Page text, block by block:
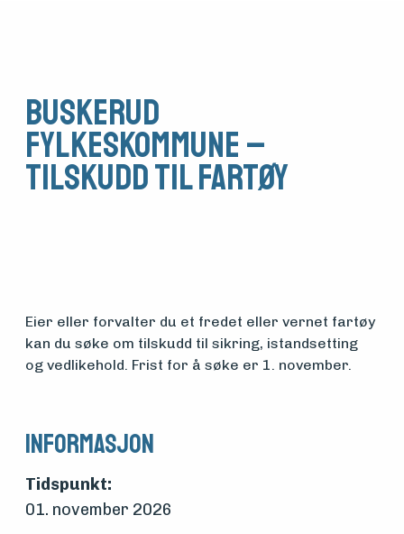
Medlemsfartøy
om
midler
Buskerud
fylkeskommune –
Tilskudd til fartøy
Eier eller forvalter du et fredet eller vernet fartøy
kan du søke om tilskudd til sikring, istandsetting
og vedlikehold. Frist for å søke er 1. november.
Informasjon
Tidspunkt:
01. november 2026